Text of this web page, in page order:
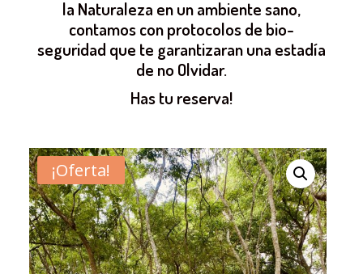
la Naturaleza en un ambiente sano,
contamos con protocolos de bio-
seguridad que te garantizaran una estadía
de no Olvidar.
Has tu reserva!
¡Oferta!